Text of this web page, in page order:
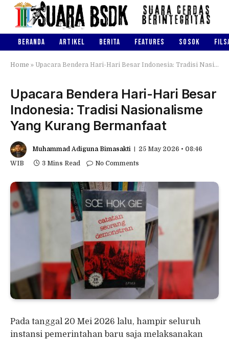
BERANDA ARTIKEL BERITA FEATURES SOSOK
Home » Upacara Bendera Hari-Hari Besar Indonesia: Tradisi Nasionalisme Yang Kurang Bermanfaat
Upacara Bendera Hari-Hari Besar
Indonesia: Tradisi Nasionalisme
Yang Kurang Bermanfaat
Muhammad Adiguna Bimasakti
25 May 2026 • 08:46
WIB
3 Mins Read No Comments
Pada tanggal 20 Mei 2026 lalu, hampir seluruh
instansi pemerintahan baru saja melaksanakan